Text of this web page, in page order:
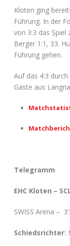
Kloten ging
Führung. In der
von 3:3 das Spiel
Berger 1:1, 33.
Führung gehen.
Auf das 4:3
Gäste aus
Telegramm
EHC Kloten –
SWISS Arena –
Schiedsrichter: